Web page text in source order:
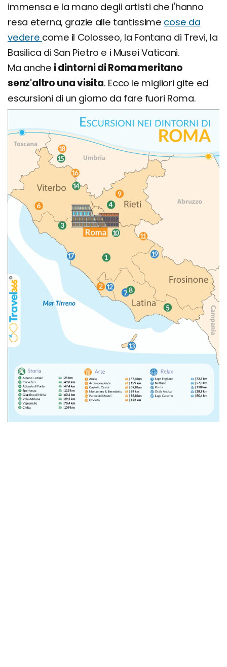
immensa e la mano degli artisti che l'hanno
resa eterna, grazie alle tantissime cose da
vedere come il Colosseo, la Fontana di Trevi, la
Basilica di San Pietro e i Musei Vaticani.
Ma anche i dintorni di Roma meritano
senz'altro una visita. Ecco le migliori gite ed
escursioni di un giorno da fare fuori Roma.